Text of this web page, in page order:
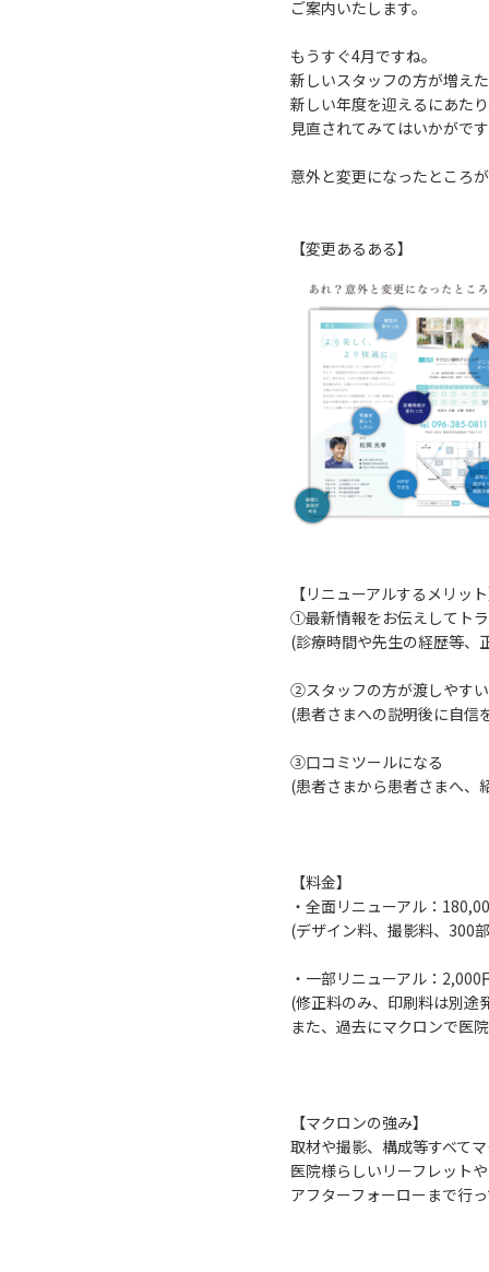
ご案内いたします。
もうすぐ4月ですね。
新しいスタッフの方が増え
新しい年度を迎えるにあた
見直されてみてはいかがで
意外と変更になったところ
【変更あるある】
【リニューアルするメリッ
①最新情報をお伝えしてト
(診療時間や先生の経歴等、
②スタッフの方が渡しやすい
(患者さまへの説明後に自信
③口コミツールになる
(患者さまから患者さまへ、
【料金】
・全面リニューアル：
(デザイン料、撮影料、300
・一部リニューアル：2,000
(修正料のみ、印刷料は別途
また、過去にマクロンで医
【マクロンの強み】
取材や撮影、構成等すべて
医院様らしいリーフレット
アフターフォーローまで行